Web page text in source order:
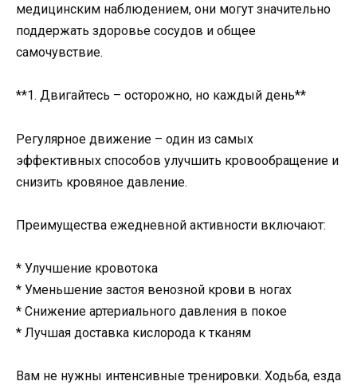
медицинским наблюдением, они могут значительно
поддержать здоровье сосудов и общее
самочувствие.
**1. Двигайтесь – осторожно, но каждый день**
Регулярное движение – один из самых
эффективных способов улучшить кровообращение и
снизить кровяное давление.
Преимущества ежедневной активности включают:
* Улучшение кровотока
* Уменьшение застоя венозной крови в ногах
* Снижение артериального давления в покое
* Лучшая доставка кислорода к тканям
Вам не нужны интенсивные тренировки. Ходьба, езда